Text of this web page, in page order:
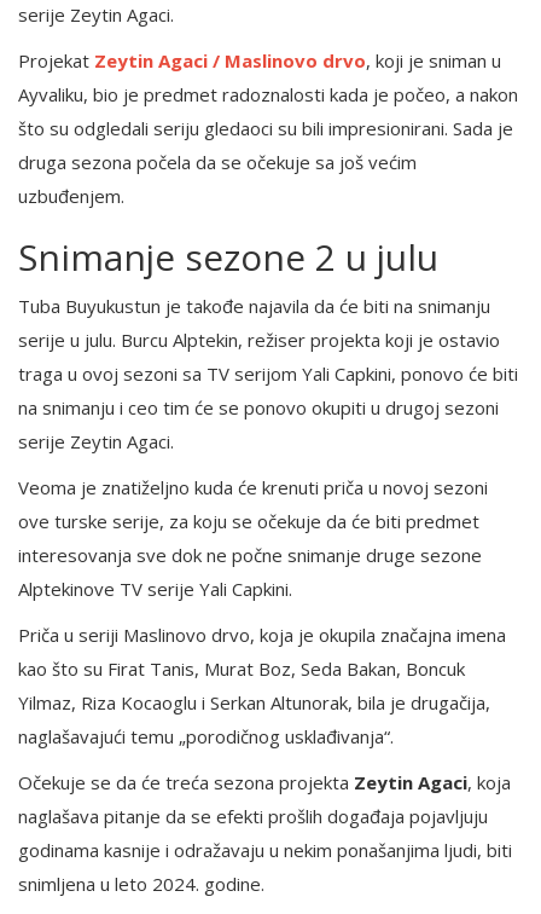
serije Zeytin Agaci.
Projekat Zeytin Agaci / Maslinovo drvo, koji je sniman u
Ayvaliku, bio je predmet radoznalosti kada je počeo, a nakon
što su odgledali seriju gledaoci su bili impresionirani. Sada je
druga sezona počela da se očekuje sa još većim
uzbuđenjem.
Snimanje sezone 2 u julu
Tuba Buyukustun je takođe najavila da će biti na snimanju
serije u julu. Burcu Alptekin, režiser projekta koji je ostavio
traga u ovoj sezoni sa TV serijom Yali Capkini, ponovo će biti
na snimanju i ceo tim će se ponovo okupiti u drugoj sezoni
serije Zeytin Agaci.
Veoma je znatiželjno kuda će krenuti priča u novoj sezoni
ove turske serije, za koju se očekuje da će biti predmet
interesovanja sve dok ne počne snimanje druge sezone
Alptekinove TV serije Yali Capkini.
Priča u seriji Maslinovo drvo, koja je okupila značajna imena
kao što su Firat Tanis, Murat Boz, Seda Bakan, Boncuk
Yilmaz, Riza Kocaoglu i Serkan Altunorak, bila je drugačija,
naglašavajući temu „porodičnog usklađivanja“.
Očekuje se da će treća sezona projekta Zeytin Agaci, koja
naglašava pitanje da se efekti prošlih događaja pojavljuju
godinama kasnije i odražavaju u nekim ponašanjima ljudi, biti
snimljena u leto 2024. godine.